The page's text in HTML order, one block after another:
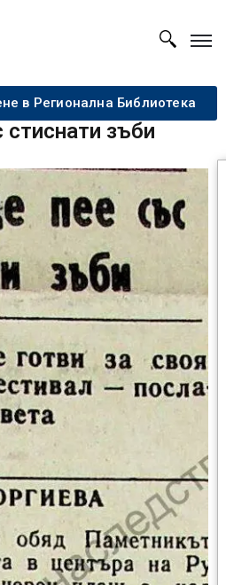
в Регионална Библиотека
зъби